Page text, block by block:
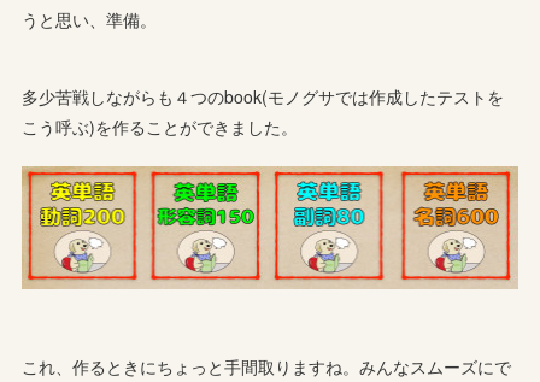
うと思い、準備。
多少苦戦しながらも４つのbook(モノグサでは作成したテストを
こう呼ぶ)を作ることができました。
これ、作るときにちょっと手間取りますね。みんなスムーズにで